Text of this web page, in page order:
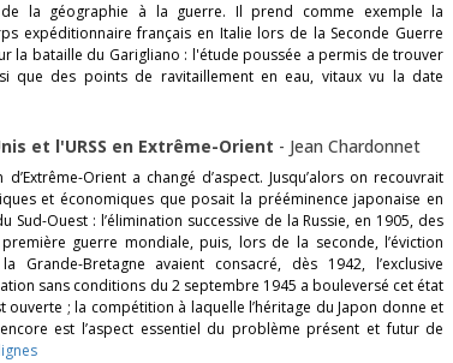
la géographie à la guerre. Il prend comme exemple la
expéditionnaire français en Italie lors de la Seconde Guerre
la bataille du Garigliano : l'étude poussée a permis de trouver
que des points de ravitaillement en eau, vitaux vu la date
et l'URSS en Extrême-Orient - Jean Chardonnet
Orient a changé d’aspect. Jusqu’alors on recouvrait
et économiques que posait la prééminence japonaise en
Sud-Ouest : l’élimination successive de la Russie, en 1905, des
guerre mondiale, puis, lors de la seconde, l’éviction
Bretagne avaient consacré, dès 1942, l’exclusive
sans conditions du 2 septembre 1945 a bouleversé cet état
ouverte ; la compétition à laquelle l’héritage du Japon donne et
est l’aspect essentiel du problème présent et futur de